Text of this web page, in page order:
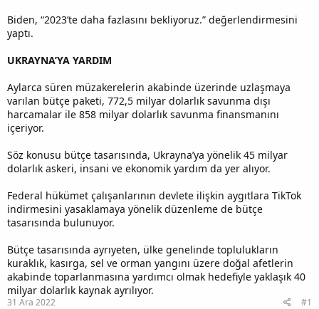
Biden, “2023’te daha fazlasını bekliyoruz.” değerlendirmesini
yaptı.
UKRAYNA’YA YARDIM
Aylarca süren müzakerelerin akabinde üzerinde uzlaşmaya
varılan bütçe paketi, 772,5 milyar dolarlık savunma dışı
harcamalar ile 858 milyar dolarlık savunma finansmanını
içeriyor.
Söz konusu bütçe tasarısında, Ukrayna’ya yönelik 45 milyar
dolarlık askeri, insani ve ekonomik yardım da yer alıyor.
Federal hükümet çalışanlarının devlete ilişkin aygıtlara TikTok
indirmesini yasaklamaya yönelik düzenleme de bütçe
tasarısında bulunuyor.
Bütçe tasarısında ayrıyeten, ülke genelinde toplulukların
kuraklık, kasırga, sel ve orman yangını üzere doğal afetlerin
akabinde toparlanmasına yardımcı olmak hedefiyle yaklaşık 40
milyar dolarlık kaynak ayrılıyor.
31 Ara 2022 #1